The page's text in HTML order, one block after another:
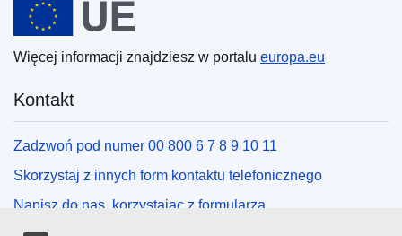
Więcej informacji znajdziesz w portalu europa.eu
Kontakt
Zadzwoń pod numer 00 800 6 7 8 9 10 11
Skorzystaj z innych form kontaktu telefonicznego
Napisz do nas, korzystając z formularza